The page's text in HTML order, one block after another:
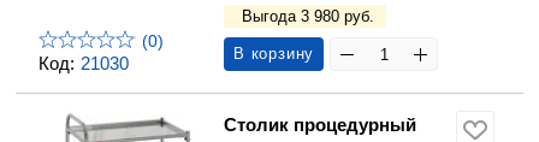
Код: 21030
(0)
Выгода 3 980 руб.
В корзину
Столик процедурный